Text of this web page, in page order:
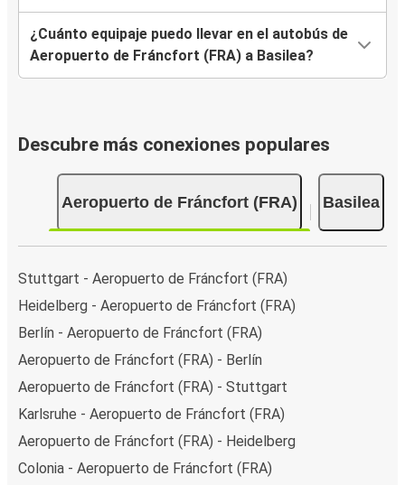
¿Cuánto equipaje puedo llevar en el autobús de
Aeropuerto de Fráncfort (FRA) a Basilea?
Descubre más conexiones populares
Aeropuerto de Fráncfort (FRA) Basilea
Stuttgart - Aeropuerto de Fráncfort (FRA)
Heidelberg - Aeropuerto de Fráncfort (FRA)
Berlín - Aeropuerto de Fráncfort (FRA)
Aeropuerto de Fráncfort (FRA) - Berlín
Aeropuerto de Fráncfort (FRA) - Stuttgart
Karlsruhe - Aeropuerto de Fráncfort (FRA)
Aeropuerto de Fráncfort (FRA) - Heidelberg
Colonia - Aeropuerto de Fráncfort (FRA)